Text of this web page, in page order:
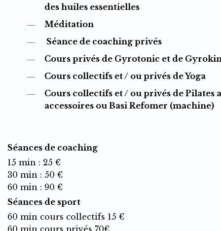
des huiles essentielles
Méditation
Séance de coaching privés
Cours privés de Gyrotonic et de
Cours collectifs et / ou privés de Yoga
Cours collectifs et / ou privés de Pilates
accessoires ou Basi Refomer (machine)
Séances de coaching
15 min : 25 €
30 min : 50 €
60 min : 90 €
Séances de sport
60 min cours collectifs 15 €
60 min cours privés 70€